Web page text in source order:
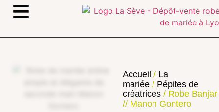
≡
Accueil / La
mariée/ Pépites de
créatrices/ Robe Banjar
// Manon Gontero